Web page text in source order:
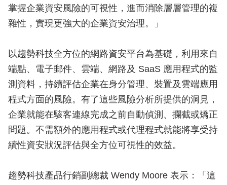
掌握企業資安風險的可視性，進而消除層層管理的複
雜性，實現更強大的企業資安治理。」
以趨勢科技全方位的網路資安平台為基礎，利用來自
端點、電子郵件、雲端、網路及 SaaS 應用程式的監
測資料，持續評估企業在身分管理、裝置及雲端應用
程式方面的風險。有了這些風險分析所提供的洞見，
企業就能在駭客連線完成之前自動偵測、攔截或矯正
問題。不需額外的應用程式或代理程式就能將享受持
續性資安狀況評估與全方位可視性的效益。
趨勢科技產品行銷副總裁 Wendy Moore 表示：「這